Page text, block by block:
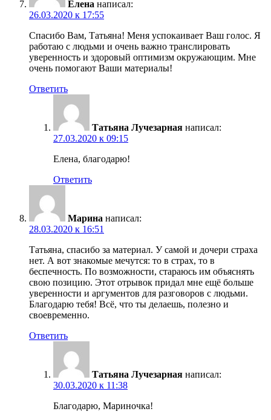
Елена написал:
26.03.2020 к 17:55
Спасибо Вам, Татьяна! Меня успокаивает Ваш голос. Я
работаю с людьми и очень важно транслировать
уверенность и здоровый оптимизм окружающим. Мне
очень помогают Ваши материалы!
Ответить
Татьяна Лучезарная написал:
27.03.2020 к 09:15
Елена, благодарю!
Ответить
Марина написал:
28.03.2020 к 16:51
Татьяна, спасибо за материал. У самой и дочери страха
нет. А вот знакомые мечутся: то в страх, то в
беспечность. По возможности, стараюсь им объяснять
свою позицию. Этот отрывок придал мне ещё больше
уверенности и аргументов для разговоров с людьми.
Благодарю тебя! Всё, что ты делаешь, полезно и
своевременно.
Ответить
Татьяна Лучезарная написал:
30.03.2020 к 11:38
Благодарю, Мариночка!